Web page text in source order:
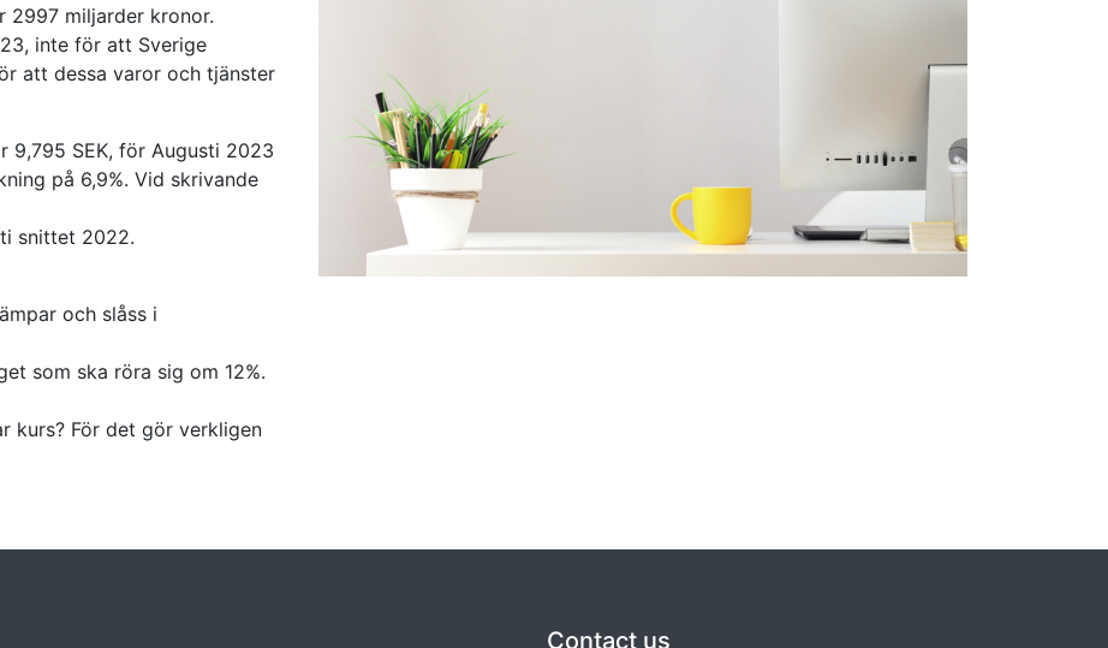
2997 miljarder kronor.
inte för att Sverige
att dessa varor och tjänster
9,795 SEK, för Augusti 2023
på 6,9%. Vid skrivande
snittet 2022.
och slåss i
som ska röra sig om 12%.
kurs? För det gör verkligen
Contact us